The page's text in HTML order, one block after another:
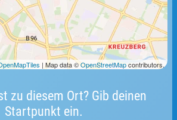
zu diesem Ort? Gib deinen
Startpunkt ein.
| Map data ©OpenStreetMapcontributors.